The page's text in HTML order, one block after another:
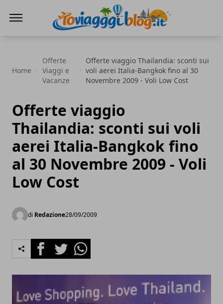
Home
Offerte
Viaggi e
Vacanze
Offerte viaggio Thailandia: sconti sui
voli aerei Italia-Bangkok fino al 30
Novembre 2009 - Voli Low Cost
Offerte viaggio
Thailandia: sconti sui voli
aerei Italia-Bangkok fino
al 30 Novembre 2009 - Voli
Low Cost
di Redazione28/09/2009
FacebookTwitterWhatsapp